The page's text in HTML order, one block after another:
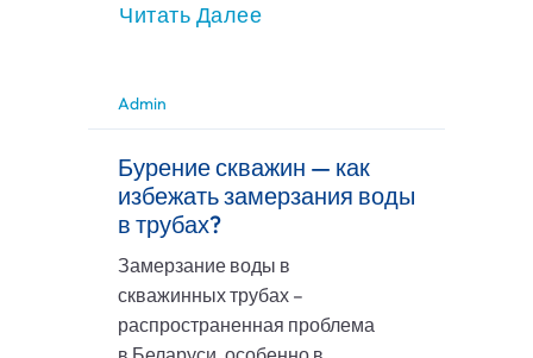
Читать Далее
Admin
Бурение скважин — как
избежать замерзания воды
в трубах?
Замерзание воды в
скважинных трубах –
распространенная проблема